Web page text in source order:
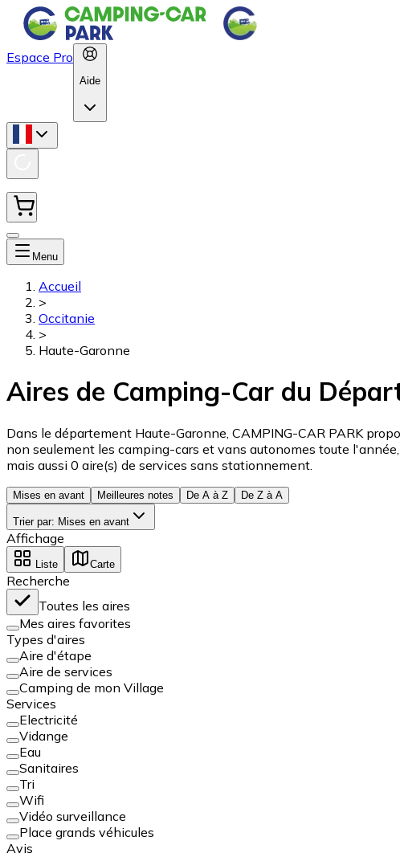
Espace Pro
Aide
Menu
Accueil
>
Occitanie
>
Haute-Garonne
Aires de Camping-Car du
Dans le département Haute-Garonne, CAMPING-CAR PARK
non seulement les camping-cars et vans autonomes toute
mais aussi 0 aire(s) de services sans stationnement.
Mises en avant Meilleures notes De A à Z De Z à A
Trier par: Mises en avant
Affichage
Liste Carte
Recherche
Toutes les aires
Mes aires favorites
Types d'aires
Aire d'étape
Aire de services
Camping de mon Village
Services
Electricité
Vidange
Eau
Sanitaires
Tri
Wifi
Vidéo surveillance
Place grands véhicules
Avis